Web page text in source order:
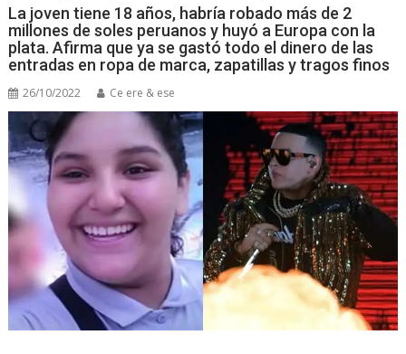
La joven tiene 18 años, habría robado más de 2
millones de soles peruanos y huyó a Europa con la
plata. Afirma que ya se gastó todo el dinero de las
entradas en ropa de marca, zapatillas y tragos finos
26/10/2022 Ce ere & ese